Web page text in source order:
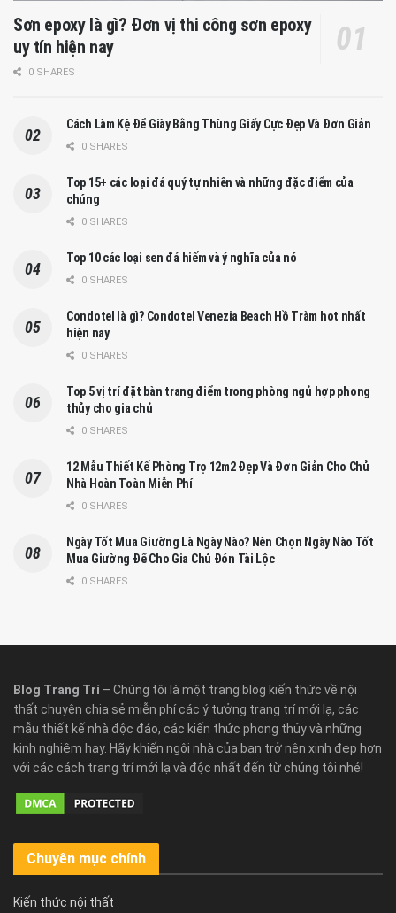
Sơn epoxy là gì? Đơn vị thi công sơn epoxy
uy tín hiện nay
0 SHARES
Cách Làm Kệ Để Giày Bằng Thùng Giấy Cực Đẹp Và Đơn Giản
0 SHARES
Top 15+ các loại đá quý tự nhiên và những đặc điểm của
chúng
0 SHARES
Top 10 các loại sen đá hiếm và ý nghĩa của nó
0 SHARES
Condotel là gì? Condotel Venezia Beach Hồ Tràm hot nhất
hiện nay
0 SHARES
Top 5 vị trí đặt bàn trang điểm trong phòng ngủ hợp phong
thủy cho gia chủ
0 SHARES
12 Mẫu Thiết Kế Phòng Trọ 12m2 Đẹp Và Đơn Giản Cho Chủ
Nhà Hoàn Toàn Miễn Phí
0 SHARES
Ngày Tốt Mua Giường Là Ngày Nào? Nên Chọn Ngày Nào Tốt
Mua Giường Để Cho Gia Chủ Đón Tài Lộc
0 SHARES
Blog Trang Trí – Chúng tôi là một trang blog kiến thức về nội
thất chuyên chia sẻ miễn phí các ý tưởng trang trí mới lạ, các
mẫu thiết kế nhà độc đáo, các kiến thức phong thủy và những
kinh nghiệm hay. Hãy khiến ngôi nhà của bạn trở nên xinh đẹp hơn
với các cách trang trí mới lạ và độc nhất đến từ chúng tôi nhé!
Chuyên mục chính
Kiến thức nội thất